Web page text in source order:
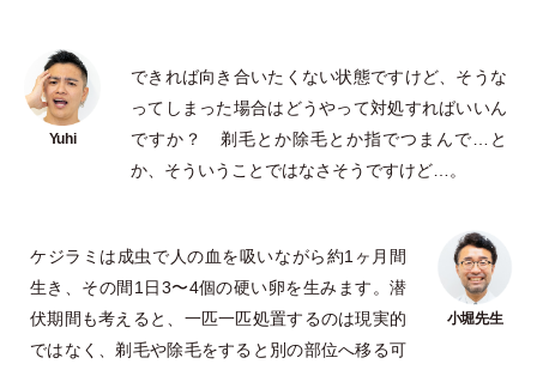
できれば向き合いたくない状態ですけど、そうな
ってしまった場合はどうやって対処すればいいん
ですか？ 剃毛とか除毛とか指でつまんで…と
か、そういうことではなさそうですけど…。
ケジラミは成虫で人の血を吸いながら約1ヶ月間
生き、その間1日3〜4個の硬い卵を生みます。潜
伏期間も考えると、一匹一匹処置するのは現実的
ではなく、剃毛や除毛をすると別の部位へ移る可